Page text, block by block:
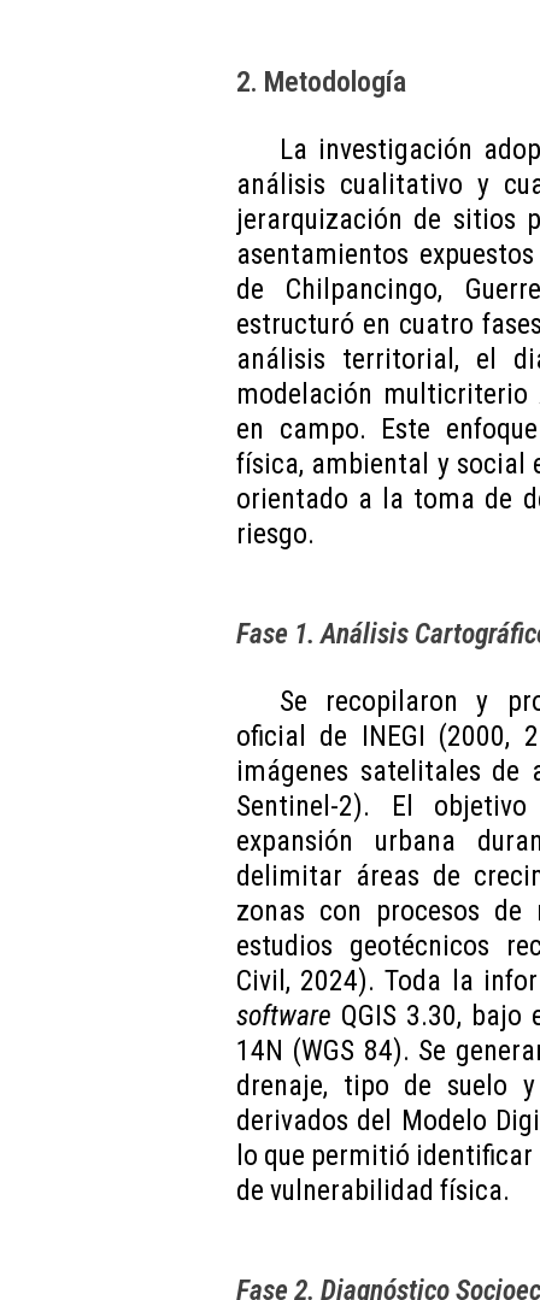
2. Metodología
La investigación
análisis cualitativo y
jerarquización de sitios
asentamientos
de Chilpancingo,
estructuró en cuatro
análisis territorial, el
modelación multicriterio
en campo. Este
física, ambiental y social
orientado a la toma de
riesgo.
Fase 1. Análisis
Se recopilaron y
oficial de INEGI (2000,
imágenes satelitales de
Sentinel-2). El
expansión urbana
delimitar áreas de
zonas con procesos
estudios geotécnicos
Civil, 2024). Toda la
software QGIS 3.30,
14N (WGS 84). Se
drenaje, tipo de suelo
derivados del Modelo
lo que permitió
de vulnerabilidad física.
Fase 2. Diagnóstico